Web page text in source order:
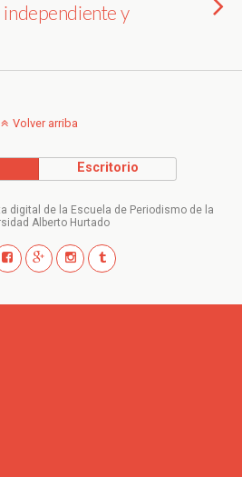
y
Volver arriba
Escritorio
digital de la Escuela de Periodismo de la
Alberto Hurtado